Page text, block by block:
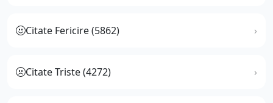
Citate Fericire (5862)
Citate Triste (4272)